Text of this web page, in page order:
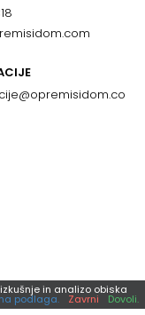
opremisidom.co
in analizo obiska
podlaga. Zavrni Dovoli.